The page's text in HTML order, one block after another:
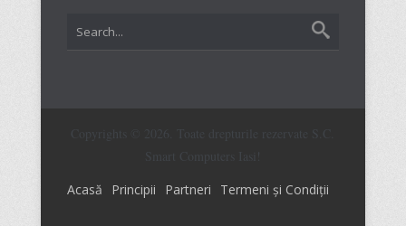
Copyrights © 2026. Toate drepturile rezervate S.C.
Smart Computers Iasi!
Acasă
Principii Partneri Termeni și Condiții